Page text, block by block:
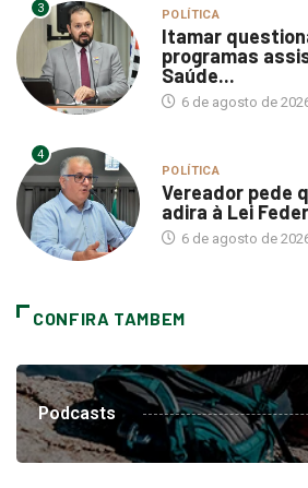
3 POLÍTICA
Itamar
programas
Saúde...
6 de agosto de
4
POLÍTICA
Vereador pede
adira à Lei
6 de agosto de
CONFIRA TAMBEM
Podcasts